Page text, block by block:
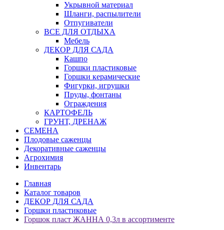
Укрывной материал
Шланги, распылители
Отпугиватели
ВСЕ ДЛЯ ОТДЫХА
Мебель
ДЕКОР ДЛЯ САДА
Кашпо
Горшки пластиковые
Горшки керамические
Фигурки, игрушки
Пруды, фонтаны
Ограждения
КАРТОФЕЛЬ
ГРУНТ, ДРЕНАЖ
СЕМЕНА
Плодовые саженцы
Декоративные саженцы
Агрохимия
Инвентарь
Главная
Каталог товаров
ДЕКОР ДЛЯ САДА
Горшки пластиковые
Горшок пласт ЖАННА 0,3л в ассортименте